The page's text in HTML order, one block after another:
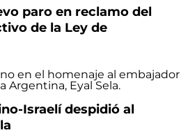
paro en reclamo del
de la Ley de
Israelí despidió al